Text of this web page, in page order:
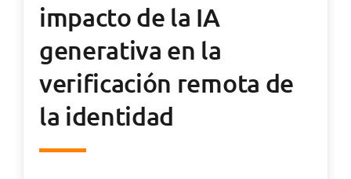
impacto de la IA
generativa en la
verificación remota de
la identidad